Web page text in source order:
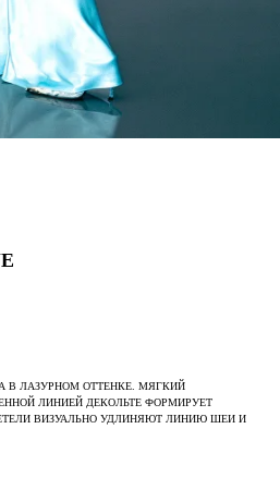
В ЛАЗУРНОМ ОТТЕНКЕ. МЯГКИЙ
ЛИНИЕЙ ДЕКОЛЬТЕ ФОРМИРУЕТ
ВИЗУАЛЬНО УДЛИНЯЮТ ЛИНИЮ ШЕИ И